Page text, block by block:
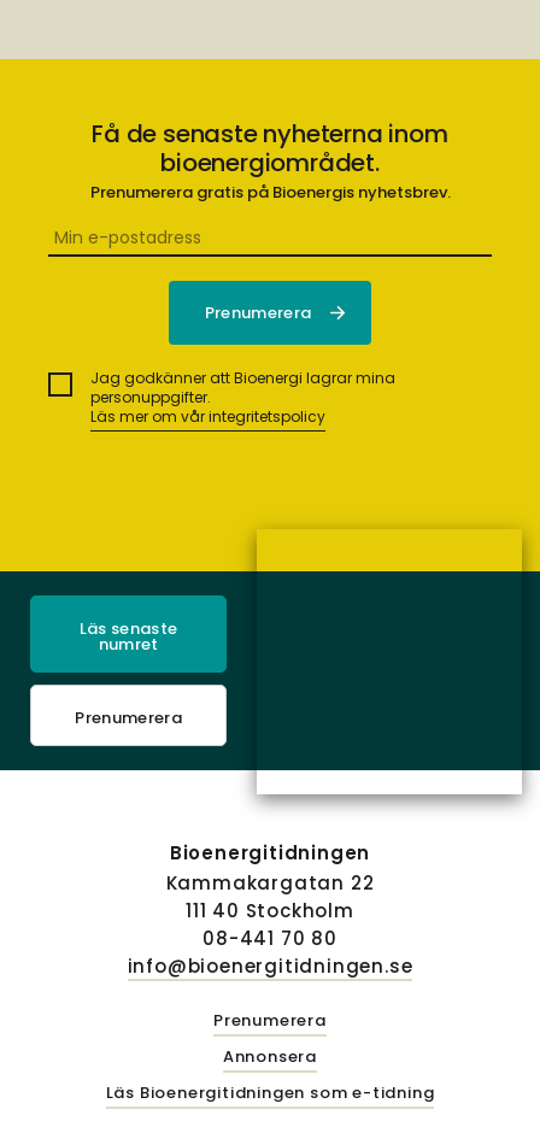
Få de senaste nyheterna inom
bioenergiområdet.
Prenumerera gratis på Bioenergis nyhetsbrev.
Jag godkänner att Bioenergi lagrar mina
personuppgifter.
Läs mer om vår integritetspolicy
Läs senaste
numret
Prenumerera
Bioenergitidningen
Kammakargatan 22
111 40 Stockholm
08-441 70 80
info@bioenergitidningen.se
Prenumerera
Annonsera
Läs Bioenergitidningen som e-tidning